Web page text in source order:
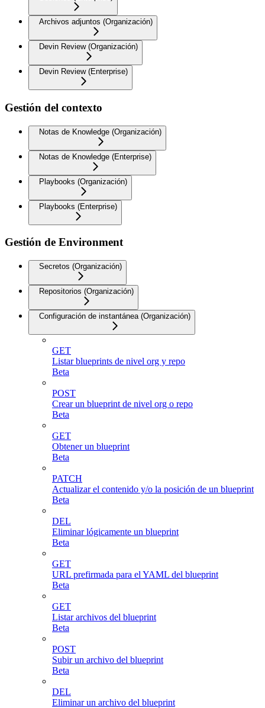
Archivos adjuntos (Organización)
Devin Review (Organización)
Devin Review (Enterprise)
Gestión del contexto
Notas de Knowledge (Organización)
Notas de Knowledge (Enterprise)
Playbooks (Organización)
Playbooks (Enterprise)
Gestión de Environment
Secretos (Organización)
Repositorios (Organización)
Configuración de instantánea (Organización)
GET
Listar blueprints de nivel org y repo
Beta
POST
Crear un blueprint de nivel org o repo
Beta
GET
Obtener un blueprint
Beta
PATCH
Actualizar el contenido y/o la posición de un blueprint
Beta
DEL
Eliminar lógicamente un blueprint
Beta
GET
URL prefirmada para el YAML del blueprint
Beta
GET
Listar archivos del blueprint
Beta
POST
Subir un archivo del blueprint
Beta
DEL
Eliminar un archivo del blueprint